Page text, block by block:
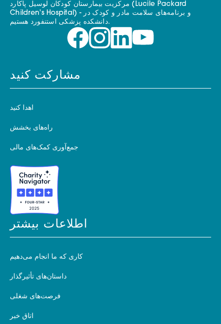
مرکزیت بیمارستان کودکان لوسیل پاکارد (Lucile Packard
Children's Hospital) - و برنامه‌های سلامت مادر و کودک در
دانشکده پزشکی استنفورد هستیم.
مشارکت کنید
اهدا کنید
راه‌های بخشش
جمع‌آوری کمک‌های مالی
اطلاعات بیشتر
کاری که ما انجام می‌دهیم
داستان‌های تأثیرگذار
فرصت‌های شغلی
اتاق خبر